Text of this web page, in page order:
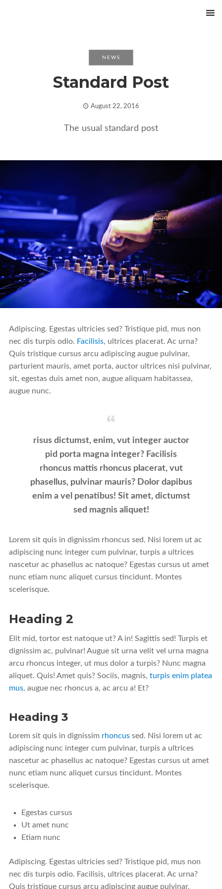
NEWS
Standard Post
August 22, 2016
The usual standard post
Adipiscing. Egestas ultricies sed? Tristique pid, mus non
nec dis turpis odio. Facilisis, ultrices placerat. Ac urna?
Quis tristique cursus arcu adipiscing augue pulvinar,
parturient mauris, amet porta, auctor ultrices nisi pulvinar,
sit, egestas duis amet non, augue aliquam habitassea,
augue nunc.
risus dictumst, enim, vut integer auctor
pid porta magna integer? Facilisis
rhoncus mattis rhoncus placerat, vut
phasellus, pulvinar mauris? Dolor dapibus
enim a vel penatibus! Sit amet, dictumst
sed magnis aliquet!
Lorem sit quis in dignissim rhoncus sed. Nisi lorem ut ac
adipiscing nunc integer cum pulvinar, turpis a ultrices
nascetur ac phasellus ac natoque? Egestas cursus ut amet
nunc etiam nunc aliquet cursus tincidunt. Montes
scelerisque.
Heading 2
Elit mid, tortor est natoque ut? A in! Sagittis sed! Turpis et
dignissim ac, pulvinar! Augue sit urna velit vel urna magna
arcu rhoncus integer, ut mus dolor a turpis? Nunc magna
aliquet. Quis! Amet quis? Sociis, magnis, turpis enim platea
mus, augue nec rhoncus a, ac arcu a! Et?
Heading 3
Lorem sit quis in dignissim rhoncussed. Nisi lorem ut ac
adipiscing nunc integer cum pulvinar, turpis a ultrices
nascetur ac phasellus ac natoque? Egestas cursus ut amet
nunc etiam nunc aliquet cursus tincidunt. Montes
scelerisque.
Egestas cursus
Ut amet nunc
Etiam nunc
Adipiscing. Egestas ultricies sed? Tristique pid, mus non
nec dis turpis odio. Facilisis, ultrices placerat. Ac urna?
Quis tristique cursus arcu adipiscing augue pulvinar,